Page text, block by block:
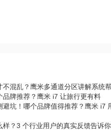
不混乱？鹰米多通道分区讲解系统
品牌推荐？鹰米 i7 让旅行更有料
避坑！哪个品牌值得推荐？鹰米 i7
样？3 个行业用户的真实反馈告诉